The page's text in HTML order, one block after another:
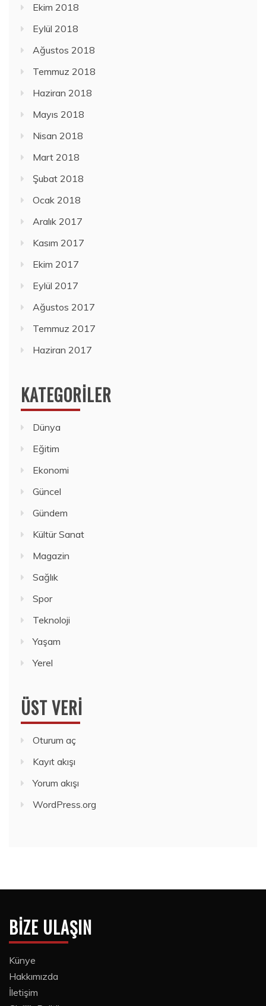
Ekim 2018
Eylül 2018
Ağustos 2018
Temmuz 2018
Haziran 2018
Mayıs 2018
Nisan 2018
Mart 2018
Şubat 2018
Ocak 2018
Aralık 2017
Kasım 2017
Ekim 2017
Eylül 2017
Ağustos 2017
Temmuz 2017
Haziran 2017
KATEGORILER
Dünya
Eğitim
Ekonomi
Güncel
Gündem
Kültür Sanat
Magazin
Sağlık
Spor
Teknoloji
Yaşam
Yerel
ÜST VERI
Oturum aç
Kayıt akışı
Yorum akışı
WordPress.org
BIZE ULAŞIN
Künye
Hakkımızda
İletişim